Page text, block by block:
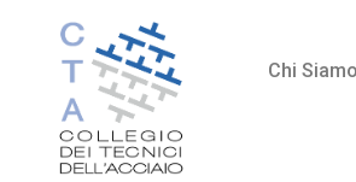
Chi Siamo